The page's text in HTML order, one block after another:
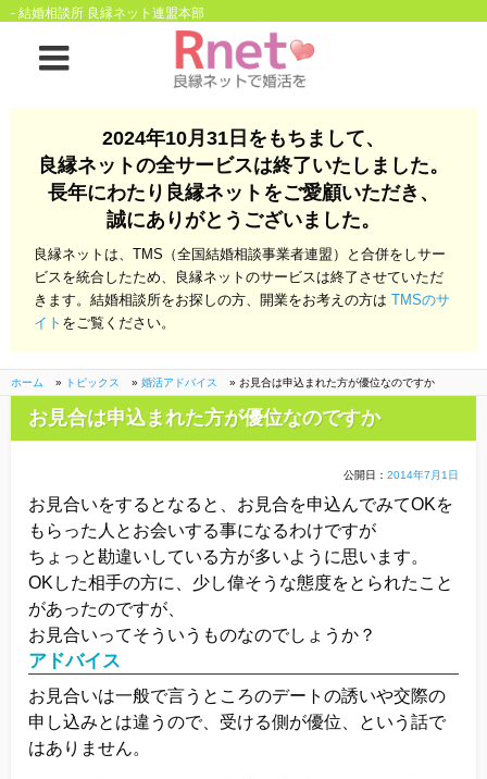
良縁ネットとは
お金のこと
会社概要
よくある質問
る質問
開業支援
他社との違い
お金のこと
会社概要
一般のよくある質問
相談室からのよくある質問
- 結婚相談所 良縁ネット連盟本部
2024年10月31日をもちまして、
良縁ネットの全サービスは終了いたしました。
長年にわたり良縁ネットをご愛顧いただき、
誠にありがとうございました。
良縁ネットは、TMS（全国結婚相談事業者連盟）と合併をしサー
ビスを統合したため、良縁ネットのサービスは終了させていただ
きます。結婚相談所をお探しの方、開業をお考えの方はTMSのサ
イト をご覧ください。
ホーム » トピックス » 婚活アドバイス » お見合は申込まれた方が優位なのですか
お見合は申込まれた方が優位なのですか
公開日： 2014年7月1日
お見合いをするとなると、お見合を申込んでみてOKを
もらった人とお会いする事になるわけですが
ちょっと勘違いしている方が多いように思います。
OKした相手の方に、少し偉そうな態度をとられたこと
があったのですが、
お見合いってそういうものなのでしょうか？
アドバイス
お見合いは一般で言うところのデートの誘いや交際の
申し込みとは違うので、受ける側が優位、という話で
はありません。